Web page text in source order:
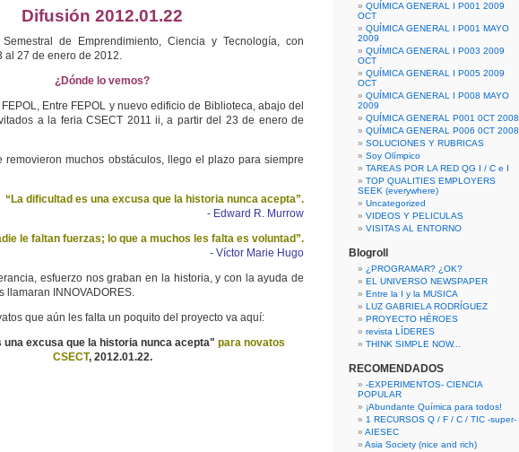
Difusión 2012.01.22
de Emprendimiento, Ciencia y Tecnología, con
al 27 de enero de 2012.
¿Dónde lo vemos?
Entre FEPOL y nuevo edificio de Biblioteca, abajo del
a la feria CSECT 2011 ii, a partir del 23 de enero de
removieron muchos obstáculos, llego el plazo para siempre
“La dificultad es una excusa que la historia nunca acepta”.
- Edward R. Murrow
le faltan fuerzas; lo que a muchos les falta es voluntad”.
- Víctor Marie Hugo
esfuerzo nos graban en la historia, y con la ayuda de
llamaran INNOVADORES.
que aún les falta un poquito del proyecto va aquí:
excusa que la historia nunca acepta" para novatos
CSECT, 2012.01.22.
QUÍMICA GENERAL I P001 2009
OCT
QUÍMICA GENERAL I P001 MAYO
2009
QUÍMICA GENERAL I P003 2009
OCT
QUÍMICA GENERAL I P005 2009
OCT
QUÍMICA GENERAL I P008 MAYO
2009
QUÍMICA GENERAL P001 0CT 2008
QUÍMICA GENERAL P006 0CT 2008
SOLUCIONES Y RUBRICAS
Soy Olímpico
TAREAS POR LA RED QG I / C e I
TOP QUALITIES EMPLOYERS
SEEK (everywhere)
Uncategorized
VIDEOS Y PELICULAS
VISITAS AL ENTORNO
Blogroll
¿PROGRAMAR? ¿OK?
EL UNIVERSO NEWSPAPER
Entre la I y la MUSICA
LUZ GABRIELA RODRÍGUEZ
PROYECTO HÉROES
revista LÍDERES
THINK SIMPLE NOW...
RECOMENDADOS
-EXPERIMENTOS- CIENCIA
POPULAR
¡Abundante Química para todos!
1 RECURSOS Q / F / C / TIC -super-
AIESEC
Asia Society (nice and rich)